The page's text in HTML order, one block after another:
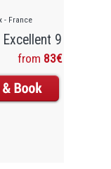
- France
Excellent 9
from 83€